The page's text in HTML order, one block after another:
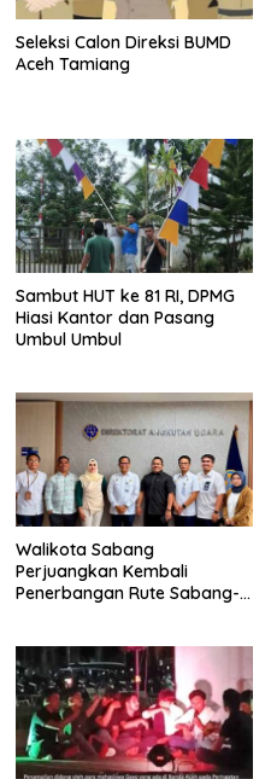
Seleksi Calon Direksi BUMD
Aceh Tamiang
Sambut HUT ke 81 RI, DPMG
Hiasi Kantor dan Pasang
Umbul Umbul
Walikota Sabang
Perjuangkan Kembali
Penerbangan Rute Sabang-